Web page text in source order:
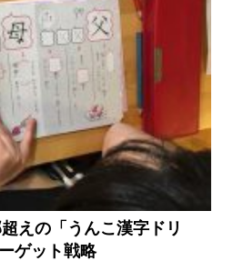
えの「うんこ漢字ドリ
ゲット戦略